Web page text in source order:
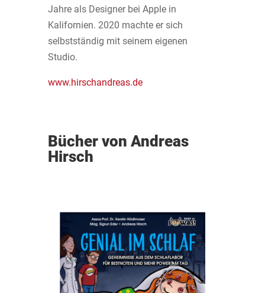
Jahre als Designer bei Apple in
Kalifornien. 2020 machte er sich
selbstständig mit seinem eigenen
Studio.
www.hirschandreas.de
Bücher von Andreas
Hirsch